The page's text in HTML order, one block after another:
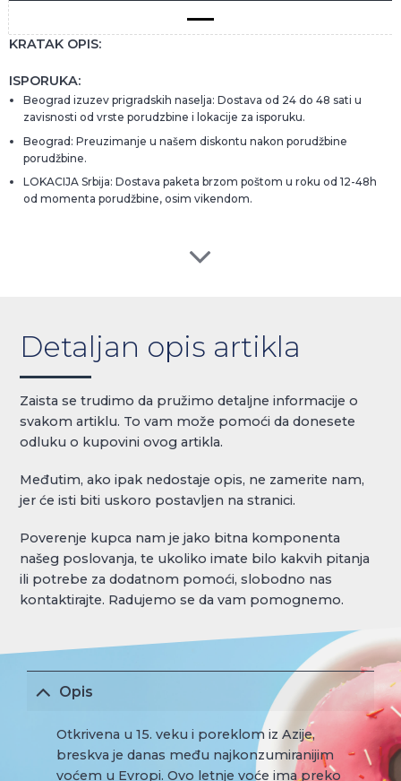
KRATAK OPIS:
ISPORUKA:
Beograd izuzev prigradskih naselja: Dostava od 24 do 48 sati u
zavisnosti od vrste porudzbine i lokacije za isporuku.
Beograd: Preuzimanje u našem diskontu nakon porudžbine
porudžbine.
LOKACIJA Srbija: Dostava paketa brzom poštom u roku od 12-48h
od momenta porudžbine, osim vikendom.
Detaljan opis artikla
Zaista se trudimo da pružimo detaljne informacije o
svakom artiklu. To vam može pomoći da donesete
odluku o kupovini ovog artikla.
Međutim, ako ipak nedostaje opis, ne zamerite nam,
jer će isti biti uskoro postavljen na stranici.
Poverenje kupca nam je jako bitna komponenta
našeg poslovanja, te ukoliko imate bilo kakvih pitanja
ili potrebe za dodatnom pomoći, slobodno nas
kontaktirajte. Radujemo se da vam pomognemo.
Opis
Otkrivena u 15. veku i poreklom iz Azije,
breskva je danas među najkonzumiranijim
voćem u Evropi. Ovo letnje voće ima preko